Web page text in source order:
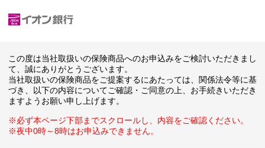
この度は当社取扱いの保険商品へのお申込みをご検討いただきまし
て、誠にありがとうございます。
当社取扱いの保険商品をご提案するにあたっては、関係法令等に基
づき、以下の内容についてご確認・ご同意の上、お手続きいただき
ますようお願い申し上げます。
※必ず本ページ下部までスクロールし、内容をご確認ください。
※夜中0時～8時はお申込みできません。